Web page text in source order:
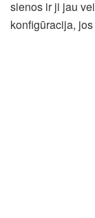
sienos ir ji jau
konfigūracija,